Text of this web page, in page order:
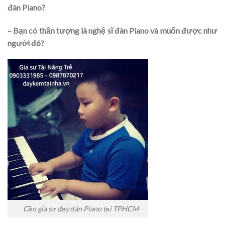
đàn Piano?
– Bạn có thần tượng là nghệ sĩ đàn Piano và muốn được như
người đó?
Cần gia sư dạy đàn Piano tại TPHCM